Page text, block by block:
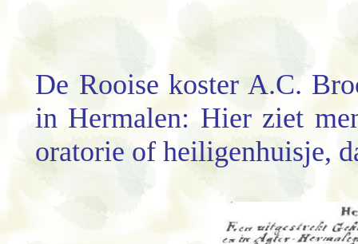
De Rooise koster A.C.
in Hermalen: Hier ziet
oratorie of heiligenhuisje,